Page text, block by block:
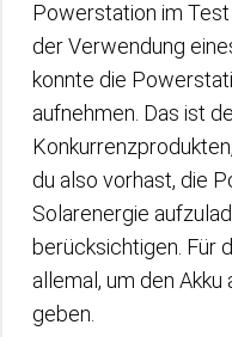
Powerstation im
der Verwendung
konnte die
aufnehmen. Das ist
du also vorhast, die
Solarenergie
berücksichtigen. Für
allemal, um den
geben.